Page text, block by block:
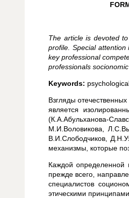
The article is devoted
profile. Special
key professional
professionals
Keywords:
Взгляды
является
(К.А.Абульханова-
М.И.Воловикова,
В.И.Слободчиков,
механизмы, которые
Каждой определенной
прежде всего,
специалистов
этическими